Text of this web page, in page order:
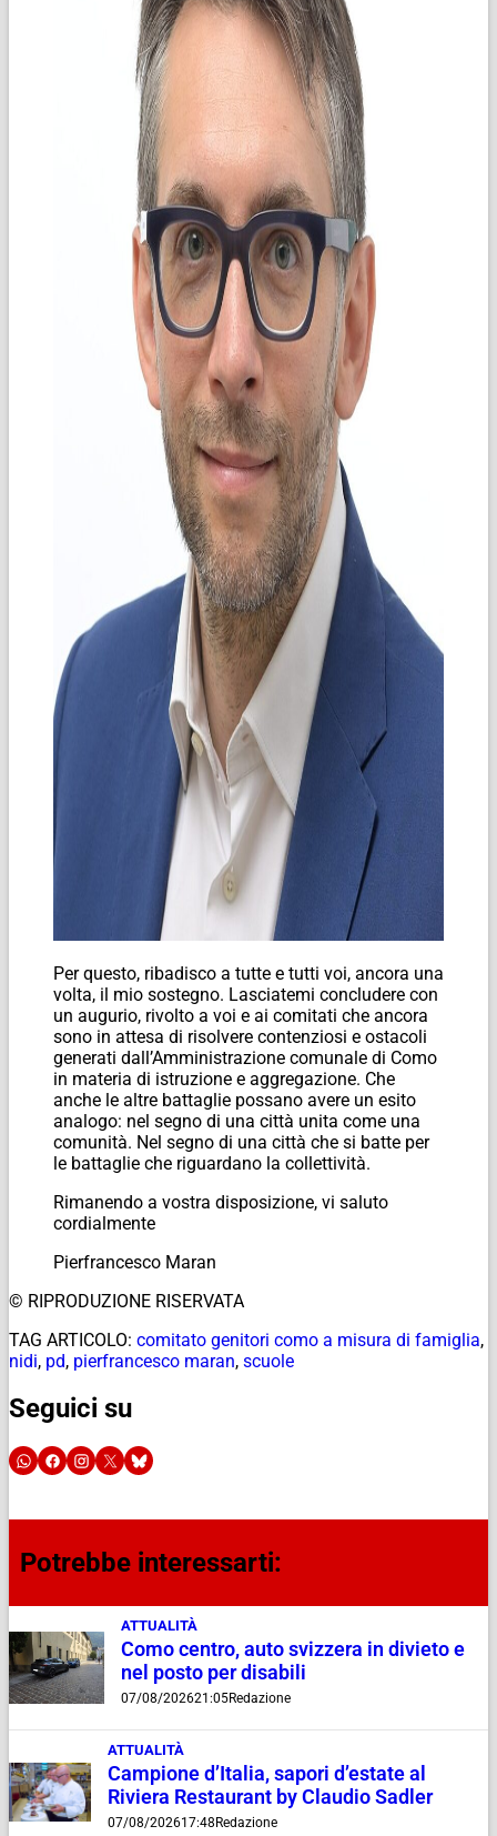
Per questo, ribadisco a tutte e tutti voi, ancora una
volta, il mio sostegno. Lasciatemi concludere con
un augurio, rivolto a voi e ai comitati che ancora
sono in attesa di risolvere contenziosi e ostacoli
generati dall’Amministrazione comunale di Como
in materia di istruzione e aggregazione. Che
anche le altre battaglie possano avere un esito
analogo: nel segno di una città unita come una
comunità. Nel segno di una città che si batte per
le battaglie che riguardano la collettività.
Rimanendo a vostra disposizione, vi saluto
cordialmente
Pierfrancesco Maran
© RIPRODUZIONE RISERVATA
TAG ARTICOLO: comitato genitori como a misura di famiglia,
nidi, pd, pierfrancesco maran, scuole
Seguici su
Potrebbe interessarti:
ATTUALITÀ
Como centro, auto svizzera in divieto e
nel posto per disabili
07/08/202621:05Redazione
ATTUALITÀ
Campione d’Italia, sapori d’estate al
Riviera Restaurant by Claudio Sadler
07/08/202617:48 Redazione